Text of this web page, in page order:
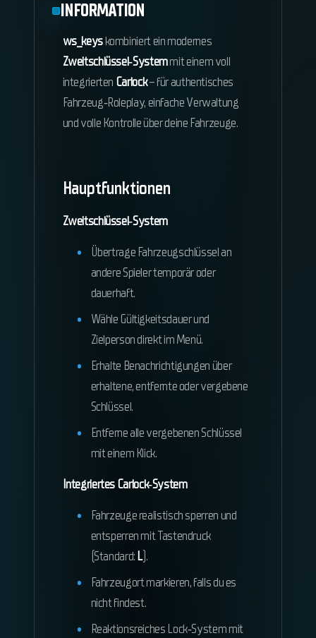
INFORMATION
ws_keyskombiniert ein modernes
Zweitschlüssel‑Systemmit einem voll
integrierten Carlock– für authentisches
Fahrzeug‑Roleplay, einfache Verwaltung
und volle Kontrolle über deine Fahrzeuge.
Hauptfunktionen
Zweitschlüssel‑System
Übertrage Fahrzeugschlüssel an
andere Spieler temporär oder
dauerhaft.
Wähle Gültigkeitsdauer und
Zielperson direkt im Menü.
Erhalte Benachrichtigungen über
erhaltene, entfernte oder vergebene
Schlüssel.
Entferne alle vergebenen Schlüssel
mit einem Klick.
Integriertes Carlock‑System
Fahrzeuge realistisch sperren und
entsperren mit Tastendruck
(Standard:L).
Fahrzeugort markieren, falls du es
nicht findest.
Reaktionsreiches Lock‑System mit